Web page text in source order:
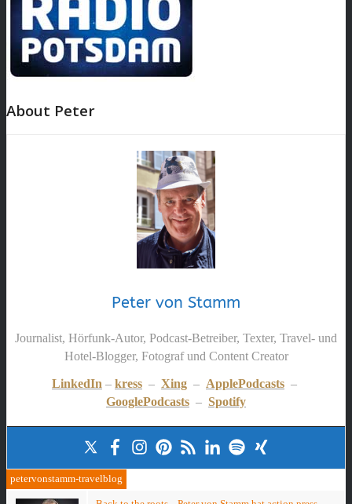
About Peter
Peter von Stamm
Journalist, Hörfunk-Autor, Podcast-Betreiber, Texter, Travel- und
Hotel-Blogger, Fotograf und Content Creator
LinkedIn – kress – Xing – ApplePodcasts –
GooglePodcasts – Spotify
petervonstamm-travelblog